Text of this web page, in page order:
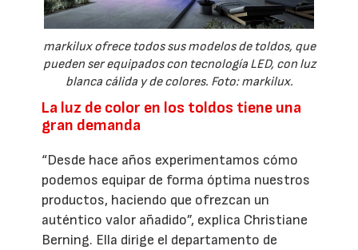
markilux ofrece todos sus modelos de toldos, que
pueden ser equipados con tecnología LED, con luz
blanca cálida y de colores. Foto: markilux.
La luz de color en los toldos tiene una
gran demanda
“Desde hace años experimentamos cómo
podemos equipar de forma óptima nuestros
productos, haciendo que ofrezcan un
auténtico valor añadido”, explica Christiane
Berning. Ella dirige el departamento de